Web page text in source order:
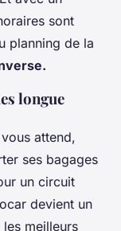
sont
planning de la
longue
attend,
ses bagages
un circuit
devient un
meilleurs